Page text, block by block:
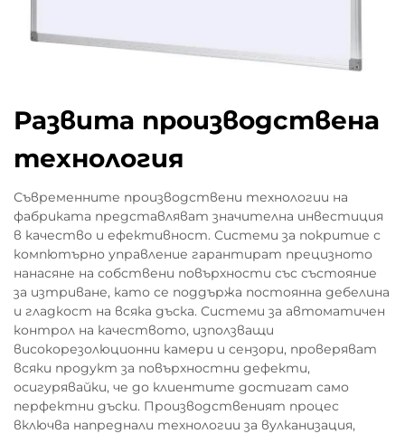
Развита производствена
технология
Съвременните производствени технологии на
фабриката представляват значителна инвестиция
в качество и ефективност. Системи за покритие с
компютърно управление гарантират прецизното
нанасяне на собствени повърхности със състояние
за изтриване, като се поддържа постоянна дебелина
и гладкост на всяка дъска. Системи за автоматичен
контрол на качеството, използващи
високорезолюционни камери и сензори, проверяват
всяки продукт за повърхностни дефекти,
осигурявайки, че до клиентите достигат само
перфектни дъски. Производственият процес
включва напреднали технологии за вулканизация,